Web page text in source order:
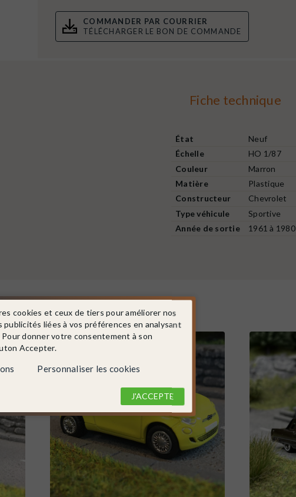
COMMANDER PAR COURRIER
TÉLÉCHARGER LE BON DE COMMANDE
Fiche technique
État
Neuf
Échelle
HO 1/87
Couleur
Marron
Matière
Plastique
Constructeur
Chevrolet
Type véhicule
Sportive
Année de sortie
1961 à 1980
même catégorie
cookies et ceux de tiers pour améliorer nos
liées à vos préférences en analysant
donner votre consentement à son
Accepter.
Personnaliser les cookies
J'ACCEPTE